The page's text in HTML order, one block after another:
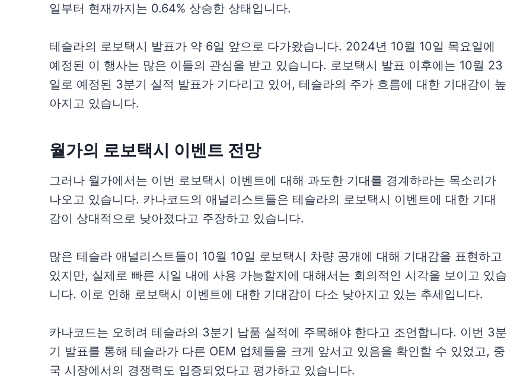
일부터 현재까지는 0.64% 상승한 상태입니다.
테슬라의 로보택시 발표가 약 6일 앞으로 다가왔습니다. 2024년 10월 10일 목요일에
예정된 이 행사는 많은 이들의 관심을 받고 있습니다. 로보택시 발표 이후에는 10월 23
일로 예정된 3분기 실적 발표가 기다리고 있어, 테슬라의 주가 흐름에 대한 기대감이 높
아지고 있습니다.
월가의 로보택시 이벤트 전망
그러나 월가에서는 이번 로보택시 이벤트에 대해 과도한 기대를 경계하라는 목소리가
나오고 있습니다. 카나코드의 애널리스트들은 테슬라의 로보택시 이벤트에 대한 기대
감이 상대적으로 낮아졌다고 주장하고 있습니다.
많은 테슬라 애널리스트들이 10월 10일 로보택시 차량 공개에 대해 기대감을 표현하고
있지만, 실제로 빠른 시일 내에 사용 가능할지에 대해서는 회의적인 시각을 보이고 있습
니다. 이로 인해 로보택시 이벤트에 대한 기대감이 다소 낮아지고 있는 추세입니다.
카나코드는 오히려 테슬라의 3분기 납품 실적에 주목해야 한다고 조언합니다. 이번 3분
기 발표를 통해 테슬라가 다른 OEM 업체들을 크게 앞서고 있음을 확인할 수 있었고, 중
국 시장에서의 경쟁력도 입증되었다고 평가하고 있습니다.